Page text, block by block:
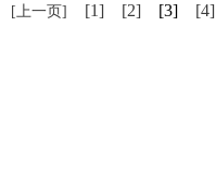
[上一页] [1] [2] [3] [4]